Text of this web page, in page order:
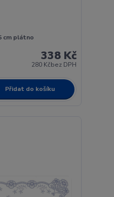
cm plátno
338 Kč
280 Kčbez DPH
Přidat do košíku